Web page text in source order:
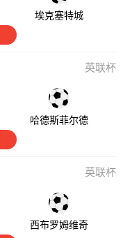
埃克塞特城
英联杯
哈德斯菲尔德
英联杯
西布罗姆维奇